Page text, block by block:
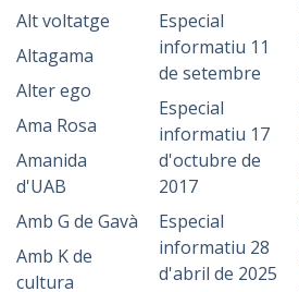
Alt voltatge
Altagama
Alter ego
Ama Rosa
Amanida
d'UAB
Amb G de Gavà
Amb K de
cultura
Especial
informatiu 11
de setembre
Especial
informatiu 17
d'octubre de
2017
Especial
informatiu 28
d'abril de 2025